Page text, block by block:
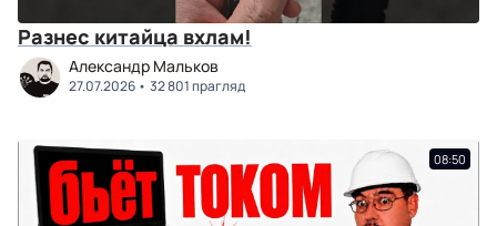
Разнес китайца вхлам!
Александр Мальков
27.07.2026 32 801 прагляд
08:50